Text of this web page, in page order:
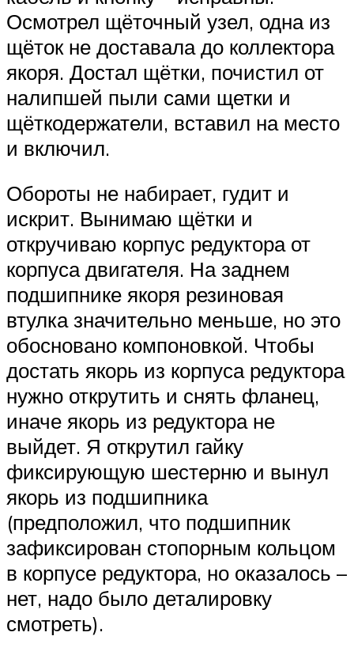
Осмотрел щёточный узел, одна из
щёток не доставала до коллектора
якоря. Достал щётки, почистил от
налипшей пыли сами щетки и
щёткодержатели, вставил на место
и включил.
Обороты не набирает, гудит и
искрит. Вынимаю щётки и
откручиваю корпус редуктора от
корпуса двигателя. На заднем
подшипнике якоря резиновая
втулка значительно меньше, но это
обосновано компоновкой. Чтобы
достать якорь из корпуса редуктора
нужно открутить и снять фланец,
иначе якорь из редуктора не
выйдет. Я открутил гайку
фиксирующую шестерню и вынул
якорь из подшипника
(предположил, что подшипник
зафиксирован стопорным кольцом
в корпусе редуктора, но оказалось –
нет, надо было деталировку
смотреть).